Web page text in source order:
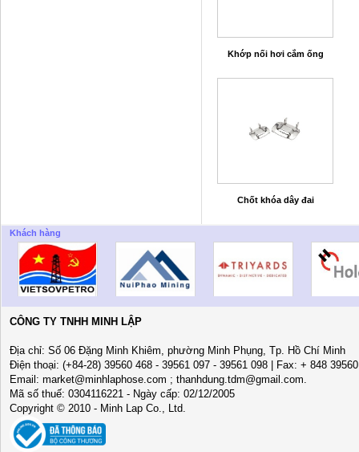
Khớp nối hơi cắm ống
Chốt khóa dây đai
Khách hàng
CÔNG TY TNHH MINH LẬP
Địa chỉ: Số 06 Đặng Minh Khiêm, phường Minh Phụng, Tp. Hồ Chí Minh
Điện thoại: (+84-28) 39560 468 - 39561 097 - 39561 098 | Fax: + 848
Email: market@minhlaphose.com ; thanhdung.tdm@gmail.com.
Mã số thuế: 0304116221 - Ngày cấp: 02/12/2005
Copyright © 2010 - Minh Lap Co., Ltd.